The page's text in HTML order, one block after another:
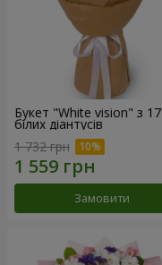
Букет "White vision" з 17
білих діантусів
1 732 грн
Замовити